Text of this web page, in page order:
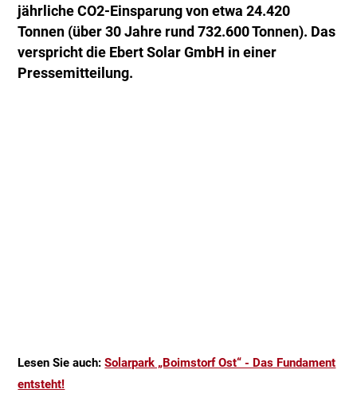
jährliche CO2-Einsparung von etwa 24.420
Tonnen (über 30 Jahre rund 732.600 Tonnen). Das
verspricht die Ebert Solar GmbH in einer
Pressemitteilung.
Lesen Sie auch:Solarpark „Boimstorf Ost“ - Das Fundament
entsteht!